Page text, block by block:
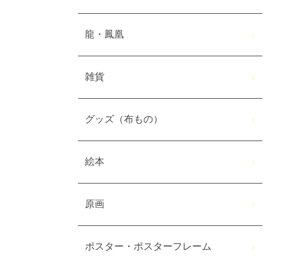
龍・鳳凰
雑貨
グッズ（布もの）
絵本
原画
ポスター・ポスターフレーム